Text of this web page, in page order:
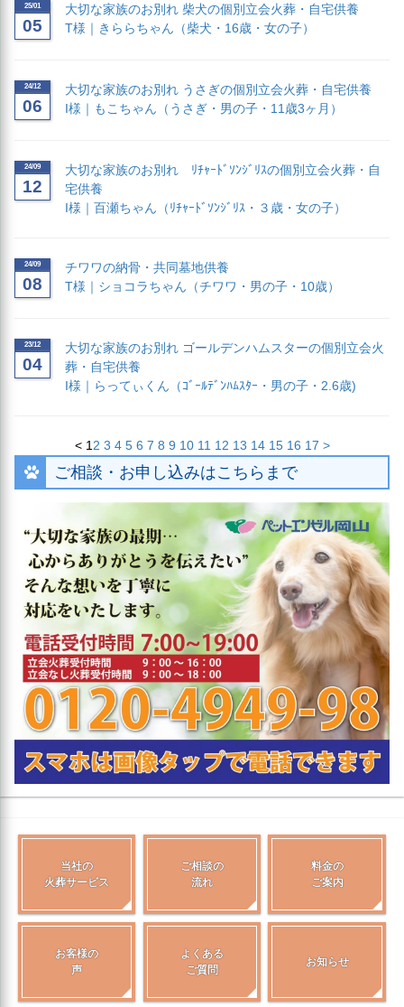
25/01
05
大切な家族のお別れ 柴犬の個別立会火葬・自宅供養
T様｜きららちゃん（柴犬・16歳・女の子）
24/12
06
大切な家族のお別れ うさぎの個別立会火葬・自宅供養
I様｜もこちゃん（うさぎ・男の子・11歳3ヶ月）
24/09
12
大切な家族のお別れ ﾘﾁｬｰﾄﾞｿﾝｼﾞﾘｽの個別立会火葬・自
宅供養
I様｜百瀬ちゃん（ﾘﾁｬｰﾄﾞｿﾝｼﾞﾘｽ・３歳・女の子）
24/09
08
チワワの納骨・共同墓地供養
T様｜ショコラちゃん（チワワ・男の子・10歳）
23/12
04
大切な家族のお別れ ゴールデンハムスターの個別立会火
葬・自宅供養
I様｜らってぃくん（ｺﾞｰﾙﾃﾞﾝﾊﾑｽﾀｰ・男の子・2.6歳)
< 1 2 3 4 5 6 7 8 9 10 11 12 13 14 15 16 17 >
ご相談・お申し込みはこちらまで
当社の
火葬サービス
ご相談の
流れ
料金の
ご案内
お客様の
声
よくある
ご質問
お知らせ